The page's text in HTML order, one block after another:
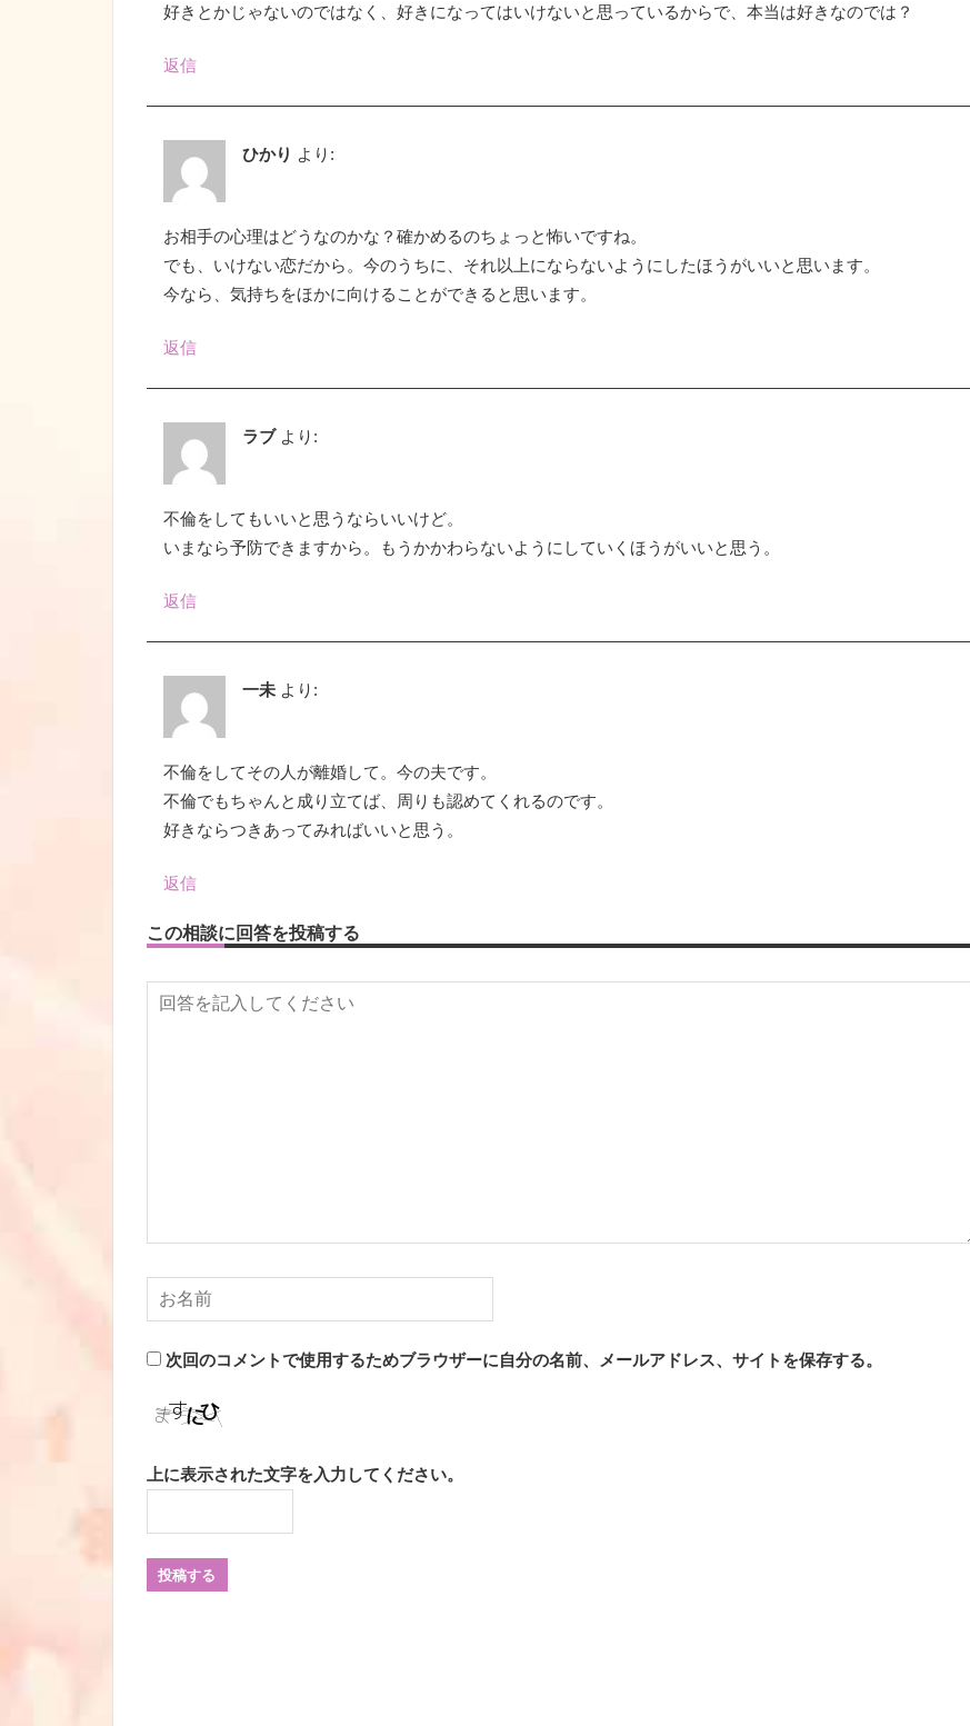
好きとかじゃないのではなく、好きになってはいけないと思っているからで、本当は好きなのでは？
返信
ひかり より:
お相手の心理はどうなのかな？確かめるのちょっと怖いですね。
でも、いけない恋だから。今のうちに、それ以上にならないようにしたほうがいいと思います。
今なら、気持ちをほかに向けることができると思います。
返信
ラブ より:
不倫をしてもいいと思うならいいけど。
いまなら予防できますから。もうかかわらないようにしていくほうがいいと思う。
返信
一未 より:
不倫をしてその人が離婚して。今の夫です。
不倫でもちゃんと成り立てば、周りも認めてくれるのです。
好きならつきあってみればいいと思う。
返信
この相談に回答を投稿する
次回のコメントで使用するためブラウザーに自分の名前、メールアドレス、サイトを保存する。
上に表示された文字を入力してください。